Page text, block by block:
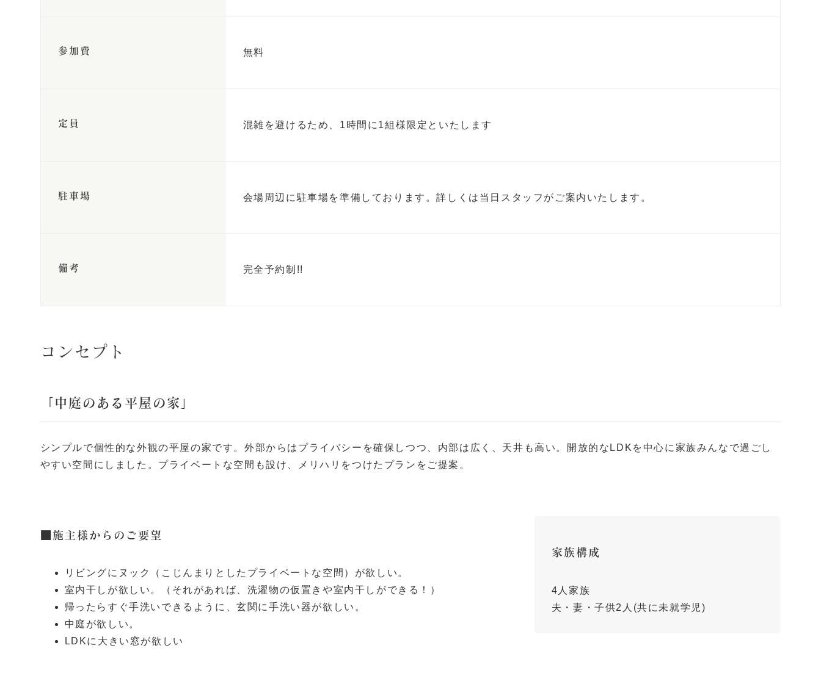
参加費 無料
定員 混雑を避けるため、1時間に1組様限定といたします
駐車場 会場周辺に駐車場を準備しております。詳しくは当日スタッフがご案内いたします。
備考 完全予約制!!
コンセプト
「中庭のある平屋の家」
シンプルで個性的な外観の平屋の家です。外部からはプライバシーを確保しつつ、内部は広く、天井も高い。開放的なLDKを中心に家族みんなで過ごし
やすい空間にしました。プライベートな空間も設け、メリハリをつけたプランをご提案。
■施主様からのご要望
リビングにヌック（こじんまりとしたプライベートな空間）が欲しい。
室内干しが欲しい。（それがあれば、洗濯物の仮置きや室内干しができる！）
帰ったらすぐ手洗いできるように、玄関に手洗い器が欲しい。
中庭が欲しい。
LDKに大きい窓が欲しい
家族構成
4人家族
夫・妻・子供2人(共に未就学児)